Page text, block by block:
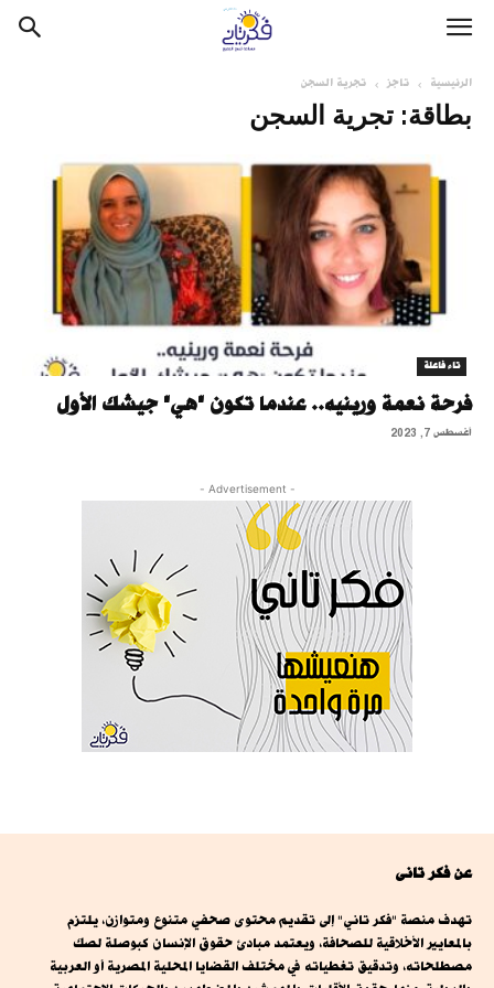
الرئيسية تاجز تجرية السجن
بطاقة: تجرية السجن
تاء فاعلة
فرحة نعمة ورينيه.. عندما تكون "هي" جيشك الأول
أغسطس 7, 2023
- Advertisement -
عن فكر تانى
تهدف منصة "فكر تاني" إلى تقديم محتوى صحفي متنوع ومتوازن، يلتزم
بالمعايير الأخلاقية للصحافة، ويعتمد مبادئ حقوق الإنسان كبوصلة لصك
مصطلحاته، وتدقيق تغطياته في مختلف القضايا المحلية المصرية أو العربية